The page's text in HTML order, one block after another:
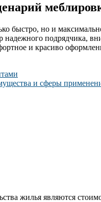
быстро, но и
подрядчика,
и красиво
и сферы
жилья являются